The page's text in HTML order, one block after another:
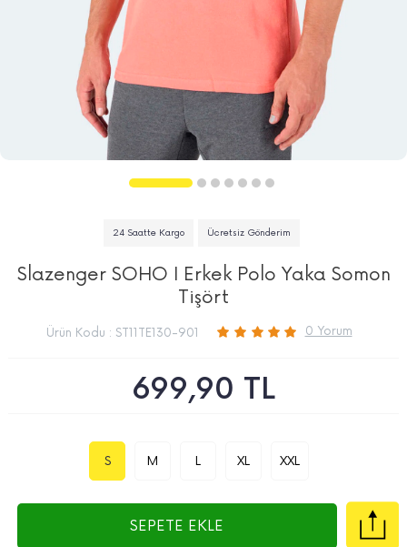
24 Saatte Kargo Ücretsiz Gönderim
Slazenger SOHO I Erkek Polo Yaka Somon
Tişört
Ürün Kodu : ST11TE130-901 0 Yorum
699,90 TL
S M L XL XXL
SEPETE EKLE